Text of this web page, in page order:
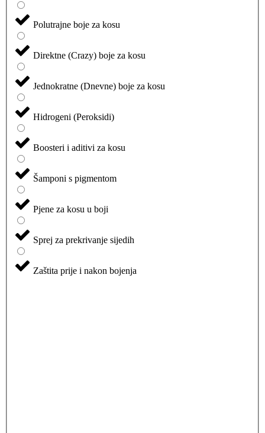
Polutrajne boje za kosu
Direktne (Crazy) boje za kosu
Jednokratne (Dnevne) boje za kosu
Hidrogeni (Peroksidi)
Boosteri i aditivi za kosu
Šamponi s pigmentom
Pjene za kosu u boji
Sprej za prekrivanje sijedih
Zaštita prije i nakon bojenja